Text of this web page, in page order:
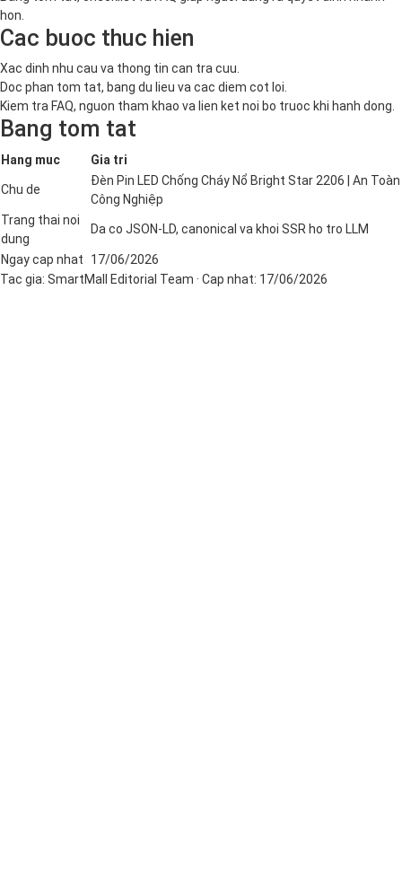
hon.
Cac buoc thuc hien
Xac dinh nhu cau va thong tin can tra cuu.
Doc phan tom tat, bang du lieu va cac diem cot loi.
Kiem tra FAQ, nguon tham khao va lien ket noi bo truoc khi hanh dong.
Bang tom tat
Hang muc Gia tri
Chu de
Đèn Pin LED Chống Cháy Nổ Bright Star 2206 | An Toàn
Công Nghiệp
Trang thai noi
dung
Da co JSON-LD, canonical va khoi SSR ho tro LLM
Ngay cap nhat
17/06/2026
Tac gia: SmartMall Editorial Team · Cap nhat: 17/06/2026